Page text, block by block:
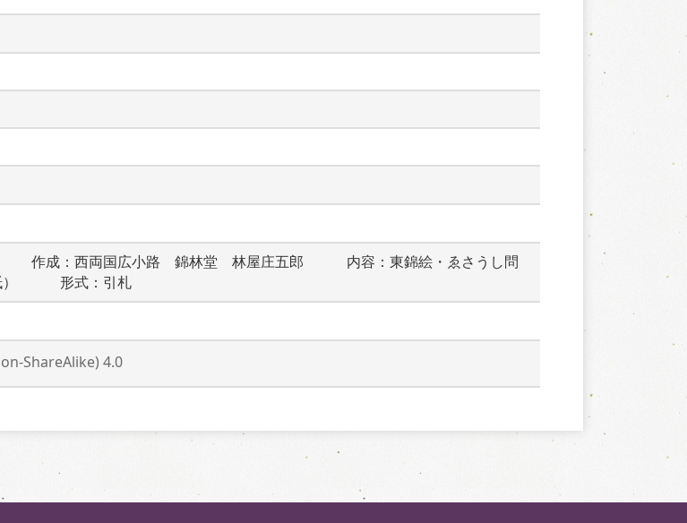
　作成：西両国広小路　錦林堂　林屋庄五郎　　　内容：東錦絵・ゑさうし問
　　　形式：引札
ShareAlike) 4.0